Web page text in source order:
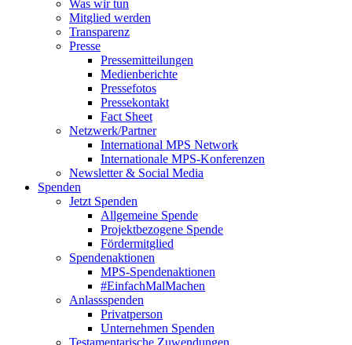
Was wir tun
Mitglied werden
Transparenz
Presse
Pressemitteilungen
Medienberichte
Pressefotos
Pressekontakt
Fact Sheet
Netzwerk/Partner
International MPS Network
Internationale MPS-Konferenzen
Newsletter & Social Media
Spenden
Jetzt Spenden
Allgemeine Spende
Projektbezogene Spende
Fördermitglied
Spendenaktionen
MPS-Spendenaktionen
#EinfachMalMachen
Anlassspenden
Privatperson
Unternehmen Spenden
Testamentarische Zuwendungen